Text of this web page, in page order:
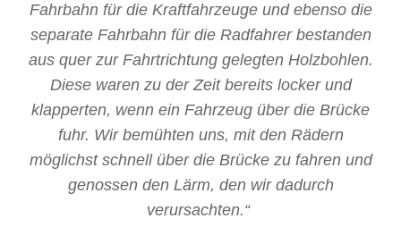
Fahrbahn für die Kraftfahrzeuge und ebenso die
separate Fahrbahn für die Radfahrer bestanden
aus quer zur Fahrtrichtung gelegten Holzbohlen.
Diese waren zu der Zeit bereits locker und
klapperten, wenn ein Fahrzeug über die Brücke
fuhr. Wir bemühten uns, mit den Rädern
möglichst schnell über die Brücke zu fahren und
genossen den Lärm, den wir dadurch
verursachten.“